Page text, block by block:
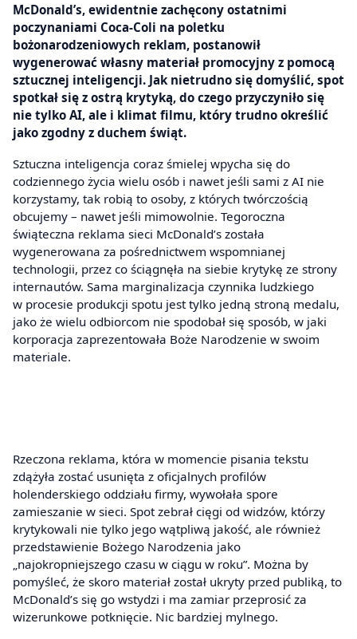
McDonald’s, ewidentnie zachęcony ostatnimi
poczynaniami Coca-Coli na poletku
bożonarodzeniowych reklam, postanowił
wygenerować własny materiał promocyjny z pomocą
sztucznej inteligencji. Jak nietrudno się domyślić, spot
spotkał się z ostrą krytyką, do czego przyczyniło się
nie tylko AI, ale i klimat filmu, który trudno określić
jako zgodny z duchem świąt.
Sztuczna inteligencja coraz śmielej wpycha się do
codziennego życia wielu osób i nawet jeśli sami z AI nie
korzystamy, tak robią to osoby, z których twórczością
obcujemy – nawet jeśli mimowolnie. Tegoroczna
świąteczna reklama sieci McDonald’s została
wygenerowana za pośrednictwem wspomnianej
technologii, przez co ściągnęła na siebie krytykę ze strony
internautów. Sama marginalizacja czynnika ludzkiego
w procesie produkcji spotu jest tylko jedną stroną medalu,
jako że wielu odbiorcom nie spodobał się sposób, w jaki
korporacja zaprezentowała Boże Narodzenie w swoim
materiale.
Rzeczona reklama, która w momencie pisania tekstu
zdążyła zostać usunięta z oficjalnych profilów
holenderskiego oddziału firmy, wywołała spore
zamieszanie w sieci. Spot zebrał cięgi od widzów, którzy
krytykowali nie tylko jego wątpliwą jakość, ale również
przedstawienie Bożego Narodzenia jako
„najokropniejszego czasu w ciągu w roku”. Można by
pomyśleć, że skoro materiał został ukryty przed publiką, to
McDonald’s się go wstydzi i ma zamiar przeprosić za
wizerunkowe potknięcie. Nic bardziej mylnego.